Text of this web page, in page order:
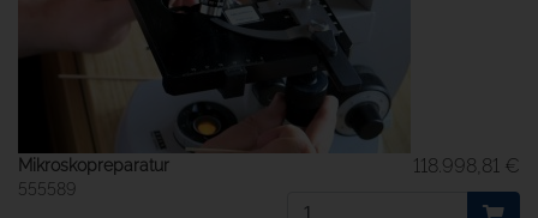
Mikroskopreparatur
555589
118.998,81 €